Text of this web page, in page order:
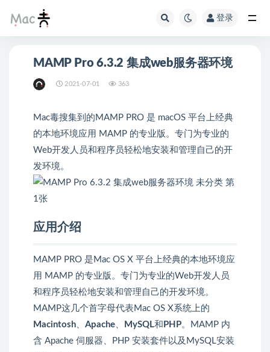
登录
MAMP Pro 6.3.2 集成web服务器环境
2021-07-01 363
Mac毒搜集到的MAMP PRO 是 macOS 平台上经典
的本地环境应用 MAMP 的专业版。专门为专业的
Web开发人员和程序员轻松地安装和管理自己的开
发环境。
应用介绍
MAMP PRO 是Mac OS X 平台上经典的本地环境应
用 MAMP 的专业版。专门为专业的Web开发人员
和程序员轻松地安装和管理自己的开发环境。
MAMP这几个首字母代表Mac OS X系统上的
Macintosh、 Apache、 MySQL和 PHP。MAMP 内
含 Apache 伺服器、PHP 安装套件以及MySQL安装